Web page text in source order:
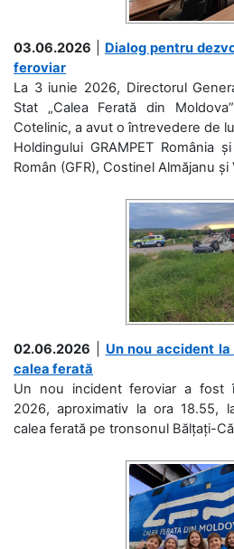
03.06.2026
Dialog pentru
feroviar
La 3 iunie 2026, Directorul
Stat „Calea Ferată din
Cotelinic, a avut o întrevedere de
Holdingului GRAMPET România
Român (GFR), Costinel Almăjanu
02.06.2026
Un nou accident
calea ferată
Un nou incident feroviar a fost
2026, aproximativ la ora 18.55,
calea ferată pe tronsonul Bălțați-